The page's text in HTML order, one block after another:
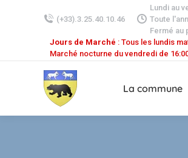
(+33).3.25.40.10.46
Lundi au
Toute
Fermé au
Jours de Marché : Tous les lundis
Marché nocturne du vendredi de
La commune